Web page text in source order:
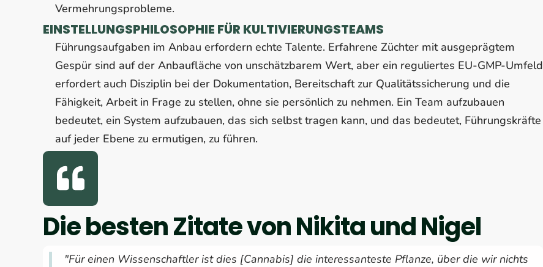
Vermehrungsprobleme.
EINSTELLUNGSPHILOSOPHIE FÜR KULTIVIERUNGSTEAMS
Führungsaufgaben im Anbau erfordern echte Talente. Erfahrene Züchter mit ausgeprägtem
Gespür sind auf der Anbaufläche von unschätzbarem Wert, aber ein reguliertes EU-GMP-Umfeld
erfordert auch Disziplin bei der Dokumentation, Bereitschaft zur Qualitätssicherung und die
Fähigkeit, Arbeit in Frage zu stellen, ohne sie persönlich zu nehmen. Ein Team aufzubauen
bedeutet, ein System aufzubauen, das sich selbst tragen kann, und das bedeutet, Führungskräfte
auf jeder Ebene zu ermutigen, zu führen.
Die besten Zitate von Nikita und Nigel
"Für einen Wissenschaftler ist dies [Cannabis] die interessanteste Pflanze, über die wir nichts